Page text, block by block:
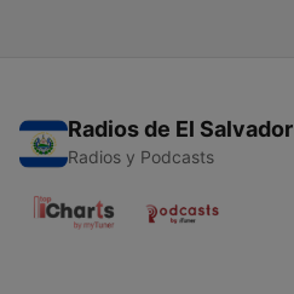
Radios de El Salvador
Radios y Podcasts